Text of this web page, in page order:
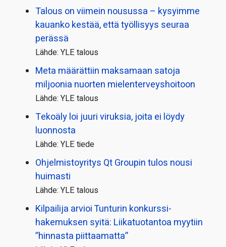
Talous on viimein nousussa – kysyimme
kauanko kestää, että työllisyys seuraa
perässä
Lähde: YLE talous
Meta määrättiin maksamaan satoja
miljoonia nuorten mielenterveyshoitoon
Lähde: YLE talous
Tekoäly loi juuri viruksia, joita ei löydy
luonnosta
Lähde: YLE tiede
Ohjelmistoyritys Qt Groupin tulos nousi
huimasti
Lähde: YLE talous
Kilpailija arvioi Tunturin konkurssi­
hakemuksen syitä: Liikatuotantoa myytiin
”hinnasta piittaamatta”